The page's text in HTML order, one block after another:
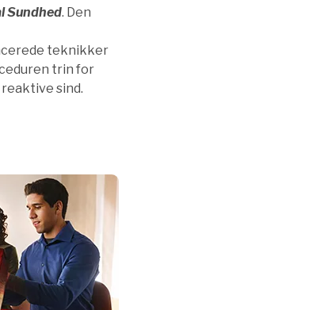
Sundhed. Den
teknikker
trin for
sind.